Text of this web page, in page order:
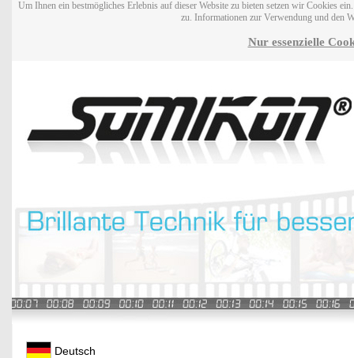
Um Ihnen ein bestmögliches Erlebnis auf dieser Website zu bieten setzen wir Cookies
zu. Informationen zur Verwendung und den
Nur essenzielle
Deutsch